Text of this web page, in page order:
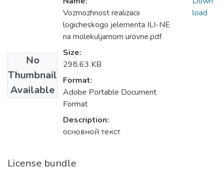
No
Thumbnail
Available
Vozmozhnost realizacii
logicheskogo jelementa ILI-NE
na molekuljarnom urovne.pdf
Size:
298.63 KB
Format:
Adobe Portable Document
Format
Description:
основной текст
load
License bundle